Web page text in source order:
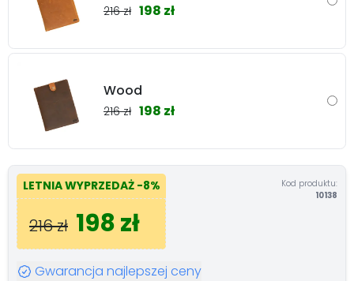
216 zł 198 zł
Wood
216 zł 198 zł
LETNIA WYPRZEDAŻ -8%
216 zł 198 zł
Kod produktu:
10138
Gwarancja najlepszej ceny